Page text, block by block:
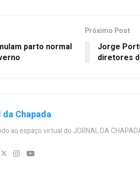
parto normal
Próximo Post
Jorge
diretores
Chapada
ao espaço virtual do JORNAL DA